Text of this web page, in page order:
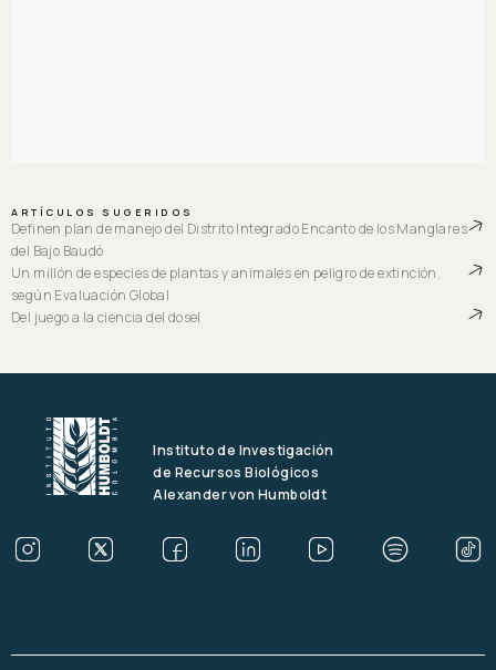
ARTÍCULOS SUGERIDOS
Definen plan de manejo del Distrito Integrado Encanto de los Manglares
del Bajo Baudó
Un millón de especies de plantas y animales en peligro de extinción,
según Evaluación Global
Del juego a la ciencia del dosel
Instituto de Investigación
de Recursos Biológicos
Alexander von Humboldt